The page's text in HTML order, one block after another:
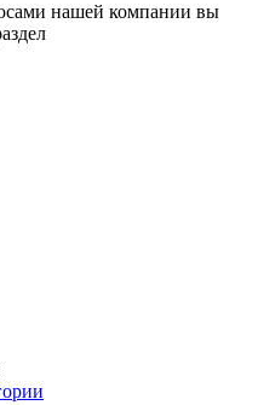
нашей компании вы